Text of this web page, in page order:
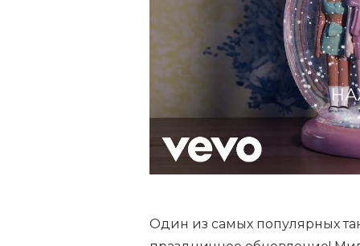
Один из самых популярных